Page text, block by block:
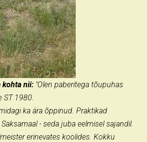
kohta nii: "Olen paberitega tõupuhas
ST 1980.
ka ära õppinud. Praktikad
- seda juba eelmisel sajandil.
erinevates koolides. Kokku